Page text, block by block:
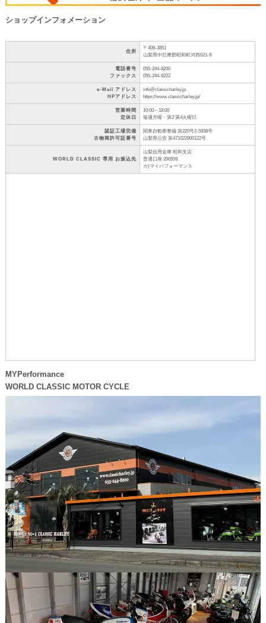
ショップインフォメーション
住所
〒409-3851
山梨県中巨摩郡昭和町河西621-9
電話番号
ファックス
055-244-8200
055-244-8222
e-Mail アドレス
HPアドレス
info@classicharley.jp
https://www.classicharley.jp/
営業時間
定休日
10:00～18:00
毎週月曜・第2 第4火曜日
認証工場完備
古物商許可証番号
関東自動車整備 第220号2-5938号
山梨県公安 第471022900122号
WORLD CLASSIC 専用 お振込先
山梨信用金庫 昭和支店
普通口座 200559
カ)マイパフォーマンス
MYPerformance
WORLD CLASSIC MOTOR CYCLE